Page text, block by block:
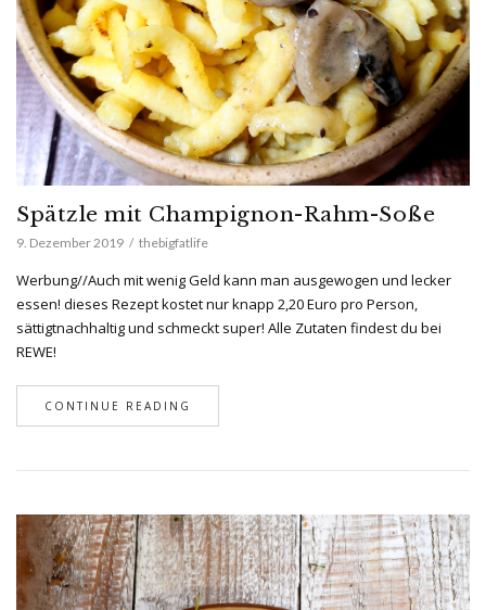
Spätzle mit Champignon-Rahm-Soße
9. Dezember 2019 thebigfatlife
Werbung//Auch mit wenig Geld kann man ausgewogen und lecker
essen! dieses Rezept kostet nur knapp 2,20 Euro pro Person,
sättigtnachhaltig und schmeckt super! Alle Zutaten findest du bei
REWE!
CONTINUE READING